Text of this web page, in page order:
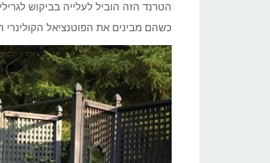
הטרנד הזה הוביל לעלייה בביקוש
כשהם מבינים את הפוטנציאל